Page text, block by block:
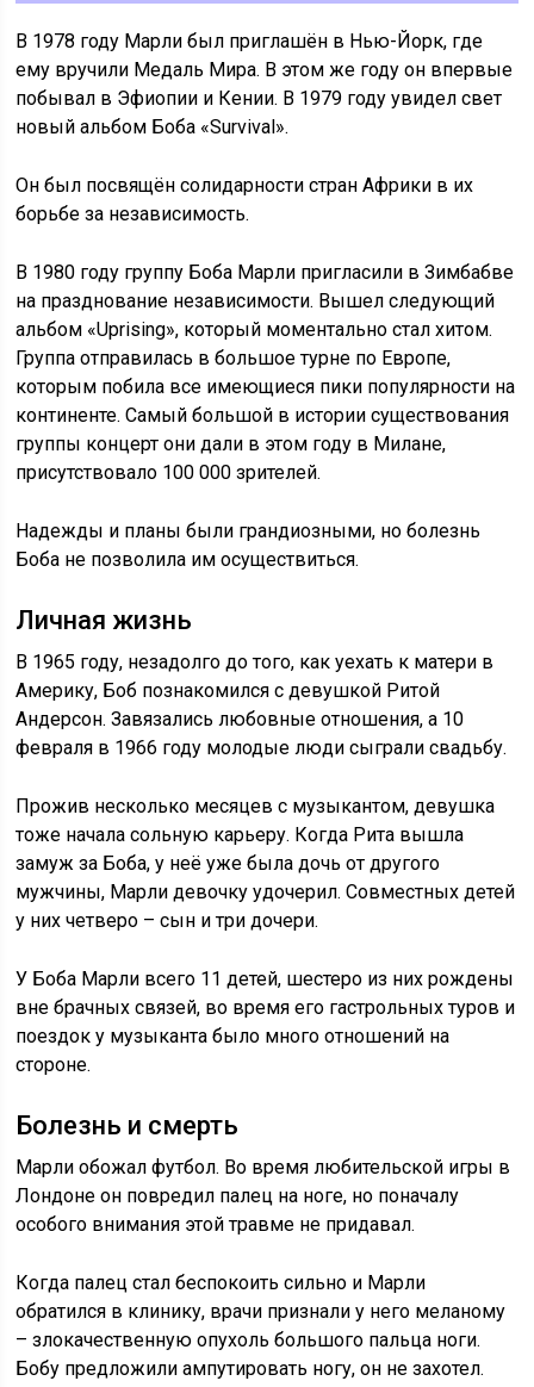
В 1978 году Марли был приглашён в Нью-Йорк, где
ему вручили Медаль Мира. В этом же году он впервые
побывал в Эфиопии и Кении. В 1979 году увидел свет
новый альбом Боба «Survival».
Он был посвящён солидарности стран Африки в их
борьбе за независимость.
В 1980 году группу Боба Марли пригласили в Зимбабве
на празднование независимости. Вышел следующий
альбом «Uprising», который моментально стал хитом.
Группа отправилась в большое турне по Европе,
которым побила все имеющиеся пики популярности на
континенте. Самый большой в истории существования
группы концерт они дали в этом году в Милане,
присутствовало 100 000 зрителей.
Надежды и планы были грандиозными, но болезнь
Боба не позволила им осуществиться.
Личная жизнь
В 1965 году, незадолго до того, как уехать к матери в
Америку, Боб познакомился с девушкой Ритой
Андерсон. Завязались любовные отношения, а 10
февраля в 1966 году молодые люди сыграли свадьбу.
Прожив несколько месяцев с музыкантом, девушка
тоже начала сольную карьеру. Когда Рита вышла
замуж за Боба, у неё уже была дочь от другого
мужчины, Марли девочку удочерил. Совместных детей
у них четверо – сын и три дочери.
У Боба Марли всего 11 детей, шестеро из них рождены
вне брачных связей, во время его гастрольных туров и
поездок у музыканта было много отношений на
стороне.
Болезнь и смерть
Марли обожал футбол. Во время любительской игры в
Лондоне он повредил палец на ноге, но поначалу
особого внимания этой травме не придавал.
Когда палец стал беспокоить сильно и Марли
обратился в клинику, врачи признали у него меланому
– злокачественную опухоль большого пальца ноги.
Бобу предложили ампутировать ногу, он не захотел.